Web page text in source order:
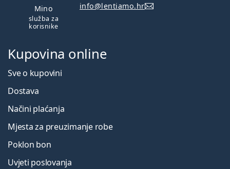
Mino
služba za
korisnike
info@lentiamo.hr
Kupovina online
Sve o kupovini
Dostava
Načini plaćanja
Mjesta za preuzimanje robe
Poklon bon
Uvjeti poslovanja